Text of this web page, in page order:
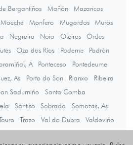
Bergantiños Mañón
Mazaricos
Moeche Monfero Mugardos
Muros
Negreira Noia Oleiros
Ordes
Oza dos Ríos Paderne
Padrón
A Ponteceso
Pontedeume
As
Porto do Son Rianxo
Ribeira
Sadurniño
Santa Comba
Santiso Sobrado
Somozas, As
Trazo Val do Dubra
Valdoviño